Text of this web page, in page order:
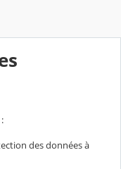
des données à